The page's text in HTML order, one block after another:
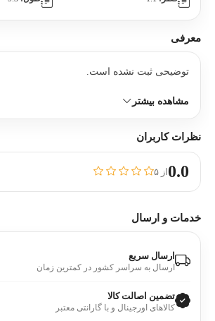
معرفی
توضیحی ثبت نشده است.
مشاهده بیشتر
نظرات کاربران
0.0از ۵
خدمات و ارسال
ارسال سریع
ارسال به سراسر کشور در کمترین زمان
تضمین اصالت کالا
کالاهای اورجینال و با گارانتی معتبر